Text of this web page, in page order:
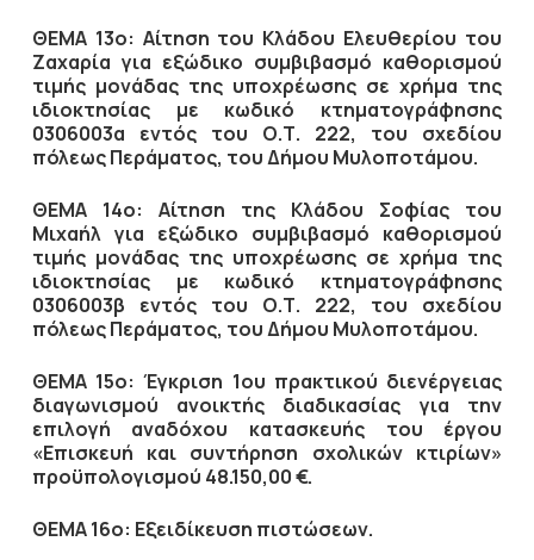
ΘΕΜΑ 13ο: Αίτηση του Κλάδου Ελευθερίου του
Ζαχαρία για εξώδικο συμβιβασμό καθορισμού
τιμής μονάδας της υποχρέωσης σε χρήμα της
ιδιοκτησίας με κωδικό κτηματογράφησης
0306003α εντός του Ο.Τ. 222, του σχεδίου
πόλεως Περάματος, του Δήμου Μυλοποτάμου.
ΘΕΜΑ 14ο: Αίτηση της Κλάδου Σοφίας του
Μιχαήλ για εξώδικο συμβιβασμό καθορισμού
τιμής μονάδας της υποχρέωσης σε χρήμα της
ιδιοκτησίας με κωδικό κτηματογράφησης
0306003β εντός του Ο.Τ. 222, του σχεδίου
πόλεως Περάματος, του Δήμου Μυλοποτάμου.
ΘΕΜΑ 15ο: Έγκριση 1ου πρακτικού διενέργειας
διαγωνισμού ανοικτής διαδικασίας για την
επιλογή αναδόχου κατασκευής του έργου
«Επισκευή και συντήρηση σχολικών κτιρίων»
προϋπολογισμού 48.150,00 €.
ΘΕΜΑ 16ο: Εξειδίκευση πιστώσεων.